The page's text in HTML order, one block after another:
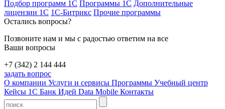
Подбор программ 1С Программы 1С Дополнительные
лицензии 1С 1С-Битрикс Прочие программы
Остались вопросы?
Позвоните нам и мы с радостью ответим на все
Ваши вопросы
+7 (342) 2 144 444
задать вопрос
О компании Услуги и сервисы Программы Учебный центр
Кейсы 1С Банк Идей Data Mobile Контакты